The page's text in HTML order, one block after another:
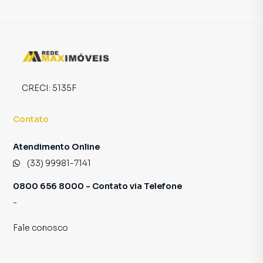
Araçuaí, especialmente em Nova Terra. Isso porque temos
campanhas específicas para Araçuaí, o que aumenta muito
imóvel mais rápido. Contamos também com um time de
atendimento preparada para atender proprietários e
inquilinos.
CRECI: 5135F
Contato
Atendimento Online
(33) 99981-7141
0800 656 8000 - Contato via Telefone
-
Fale conosco